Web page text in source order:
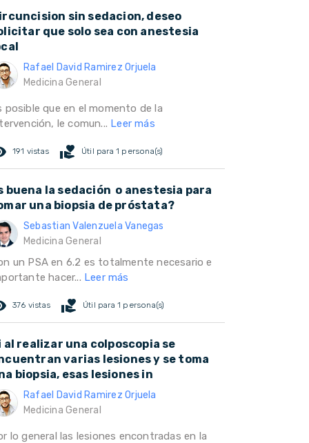
sin sedacion, deseo
que solo sea con anestesia
Rafael David Ramirez Orjuela
Medicina General
posible que en el momento de la
le comun... Leer más
191 vistas volunteer_activism Útil para 1 persona(s)
buena la sedación o anestesia para
una biopsia de próstata?
Sebastian Valenzuela Vanegas
Medicina General
un PSA en 6.2 es totalmente necesario e
hacer... Leer más
376 vistas volunteer_activism Útil para 1 persona(s)
al realizar una colposcopia se
varias lesiones y se toma
biopsia, esas lesiones in
Rafael David Ramirez Orjuela
Medicina General
lo general las lesiones encontradas en la